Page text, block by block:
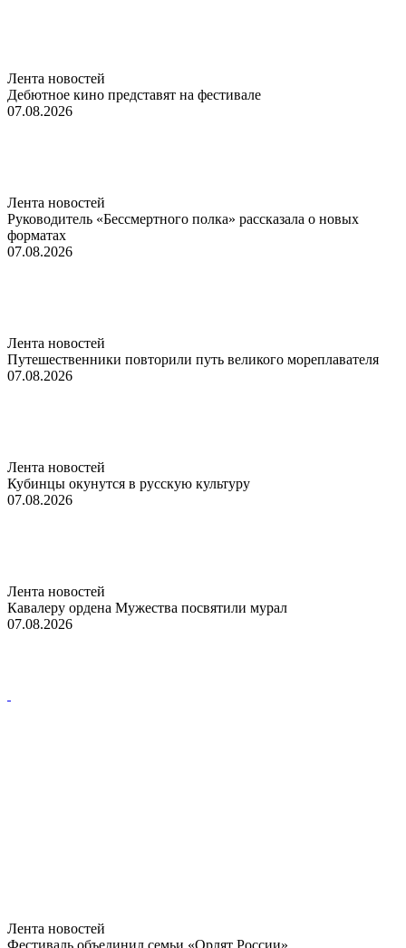
Лента новостей
Дебютное кино представят на фестивале
07.08.2026
Лента новостей
Руководитель «Бессмертного полка» рассказала о новых
форматах
07.08.2026
Лента новостей
Путешественники повторили путь великого мореплавателя
07.08.2026
Лента новостей
Кубинцы окунутся в русскую культуру
07.08.2026
Лента новостей
Кавалеру ордена Мужества посвятили мурал
07.08.2026
Лента новостей
Фестиваль объединил семьи «Орлят России»